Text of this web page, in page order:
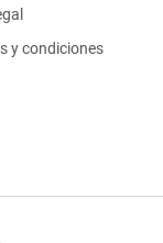
y condiciones